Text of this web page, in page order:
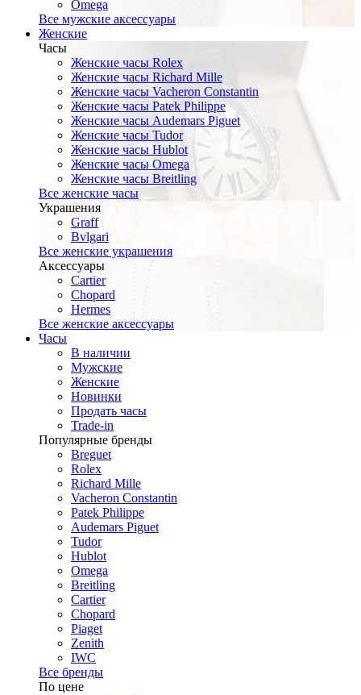
Omega
Все мужские аксессуары
Женские
Часы
Женские часы Rolex
Женские часы Richard Mille
Женские часы Vacheron Constantin
Женские часы Patek Philippe
Женские часы Audemars Piguet
Женские часы Tudor
Женские часы Hublot
Женские часы Omega
Женские часы Breitling
Все женские часы
Украшения
Graff
Bvlgari
Все женские украшения
Аксессуары
Cartier
Chopard
Hermes
Все женские аксессуары
Часы
В наличии
Мужские
Женские
Новинки
Продать часы
Trade-in
Популярные бренды
Breguet
Rolex
Richard Mille
Vacheron Constantin
Patek Philippe
Audemars Piguet
Tudor
Hublot
Omega
Breitling
Cartier
Chopard
Piaget
Zenith
IWC
Все бренды
По цене